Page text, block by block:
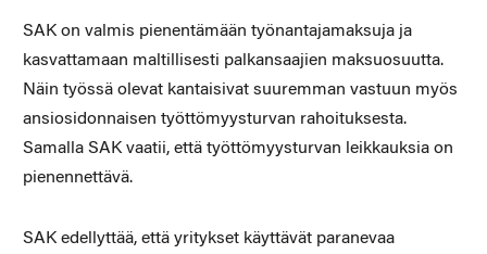
SAK on valmis pienentämään työnantajamaksuja ja
kasvattamaan maltillisesti palkansaajien maksuosuutta.
Näin työssä olevat kantaisivat suuremman vastuun myös
ansiosidonnaisen työttömyysturvan rahoituksesta.
Samalla SAK vaatii, että työttömyysturvan leikkauksia on
pienennettävä.
SAK edellyttää, että yritykset käyttävät paranevaa